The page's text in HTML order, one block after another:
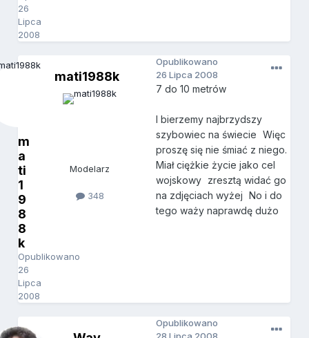
26
Lipca
2008
m
a
ti
1
9
8
8
k
Opublikowano
26
Lipca
2008
mati1988k
Modelarz
348
Opublikowano
26 Lipca 2008
7 do 10 metrów
I bierzemy najbrzydszy
szybowiec na świecie Więc
proszę się nie śmiać z niego.
Miał ciężkie życie jako cel
wojskowy zresztą widać go
na zdjęciach wyżej No i do
tego waży naprawdę dużo
Opublikowano